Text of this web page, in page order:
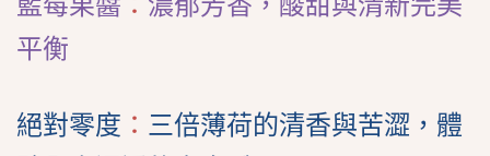
平衡
絕對零度 ： 三倍薄荷的清香與苦澀，體